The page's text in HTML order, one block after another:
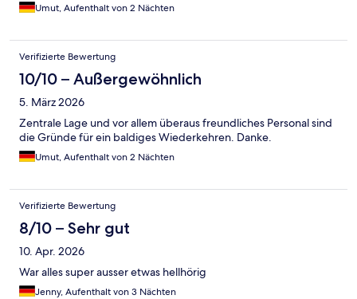
Umut, Aufenthalt von 2 Nächten
Verifizierte Bewertung
10/10 – Außergewöhnlich
5. März 2026
Zentrale Lage und vor allem überaus freundliches Personal sind
die Gründe für ein baldiges Wiederkehren. Danke.
Umut, Aufenthalt von 2 Nächten
Verifizierte Bewertung
8/10 – Sehr gut
10. Apr. 2026
War alles super ausser etwas hellhörig
Jenny, Aufenthalt von 3 Nächten